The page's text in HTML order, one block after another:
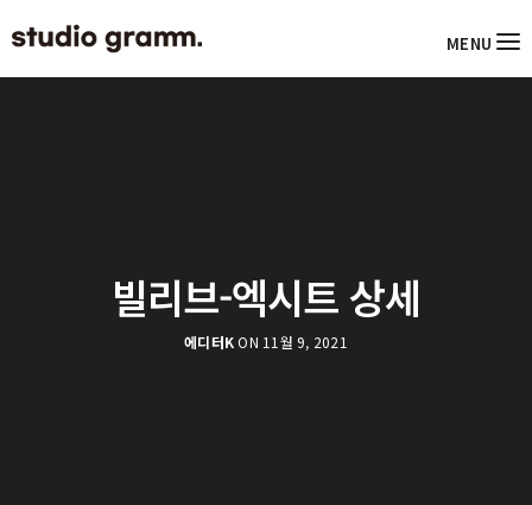
MENU
빌리브-엑시트 상세
에디터KON 11월 9, 2021